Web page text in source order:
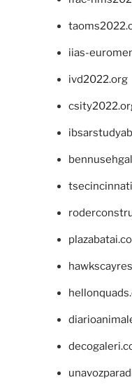
iias-
ivd2022.org